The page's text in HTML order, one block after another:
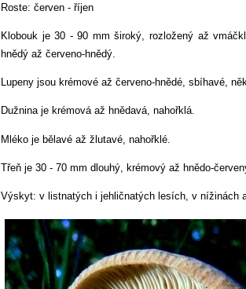
Roste: červen - říjen
Klobouk je 30 - 90 mm široký, rozložený až
hnědý až červeno-hnědý.
Lupeny jsou krémové až červeno-hnědé, sbíhavé,
Dužnina je krémová až hnědavá, nahořklá.
Mléko je bělavé až žlutavé, nahořklé.
Třeň je 30 - 70 mm dlouhý, krémový až hnědo-
Výskyt: v listnatých i jehličnatých lesích, v nížinách